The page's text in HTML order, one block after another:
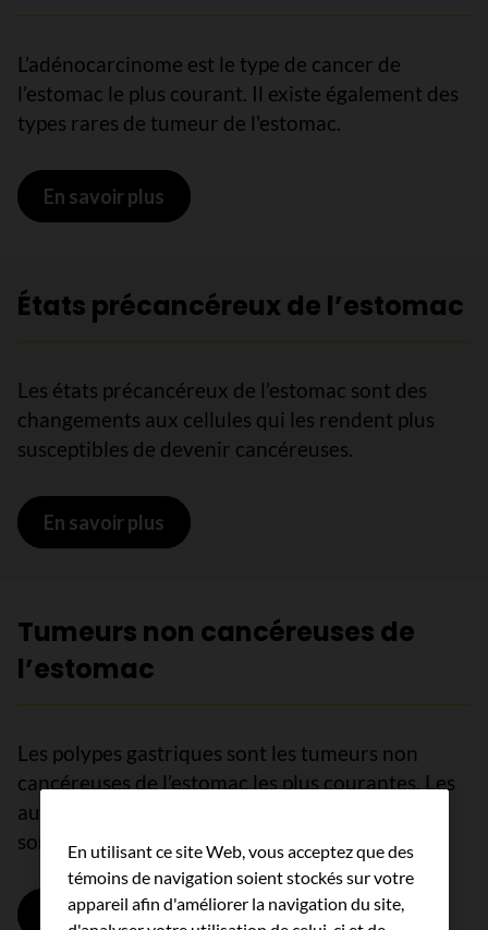
L’adénocarcinome est le type de cancer de
l’estomac le plus courant. Il existe également des
types rares de tumeur de l'estomac.
En savoir plus sur Tumeurs cancéreuses de
États précancéreux de l’estomac
Les états précancéreux de l’estomac sont des
changements aux cellules qui les rendent plus
susceptibles de devenir cancéreuses.
En savoir plus sur États précancéreux de l’estomac
Tumeurs non cancéreuses de
l’estomac
Les polypes gastriques sont les tumeurs non
cancéreuses de l’estomac les plus courantes. Les
autres tumeurs non cancéreuses de l’estomac
sont rares.
En savoir plussur Tumeurs non cancéreuses de
En utilisant ce site Web, vous acceptez que des
témoins de navigation soient stockés sur votre
appareil afin d'améliorer la navigation du site,